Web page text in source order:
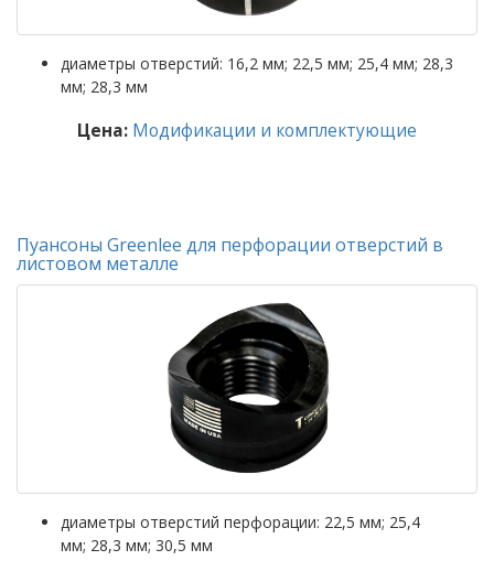
диаметры отверстий: 16,2 мм; 22,5 мм; 25,4 мм; 28,3
мм; 28,3 мм
Цена: Модификации и комплектующие
Пуансоны Greenlee для перфорации отверстий в
листовом металле
диаметры отверстий перфорации: 22,5 мм; 25,4
мм; 28,3 мм; 30,5 мм